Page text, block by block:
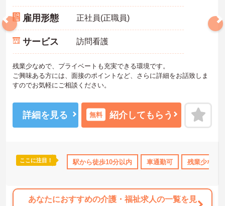
日勤のみ 年間休日110日以上 産休･育休･介護休暇取得実績あ
雇用形態 正社員(正職員)
サービス 訪問看護
残業少なめで、プライベートも充実できる環境です。
ご興味ある方には、面接のポイントなど、さらに詳細をお話致しま
すのでお気軽にご相談ください。
詳細を見る 無料 紹介してもらう
ここに注目！ 駅から徒歩10分以内 車通勤可 残業少なめ
あなたにおすすめの介護・福祉求人の一覧を見